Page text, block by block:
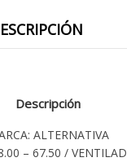
Descripción
ALTERNATIVA
– 67.50 /